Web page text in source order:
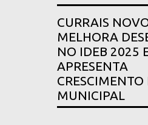
CURRAIS
MELHORA
NO IDEB 2025
APRESENTA
CRESCIMENTO
MUNICIPAL